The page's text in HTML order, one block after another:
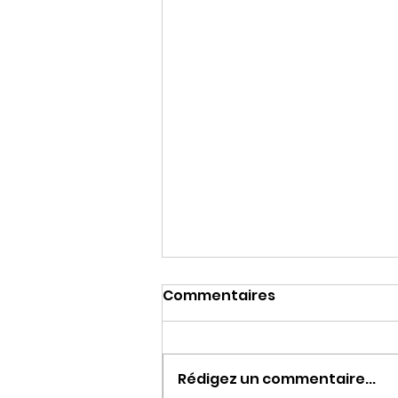
Commentaires
Rédigez un commentaire...